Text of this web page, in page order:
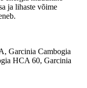
ja lihaste võime
Garcinia Cambogia
HCA 60, Garcinia